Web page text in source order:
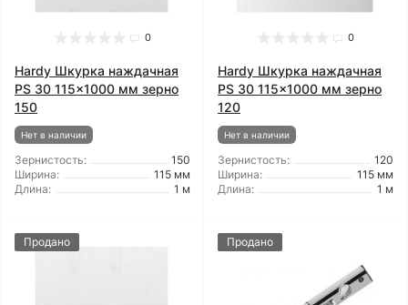
0
Hardy Шкурка наждачная
PS 30 115x1000 мм зерно
150
Нет в наличии
Зернистость:
150
Ширина:
115 мм
Длина:
1 м
0
Hardy Шкурка наждачная
PS 30 115x1000 мм зерно
120
Нет в наличии
Зернистость:
120
Ширина:
115 мм
Длина:
1 м
Продано Продано